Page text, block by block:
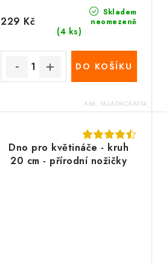
Skladem
neomezeně
(4 ks)
229 Kč
DO KOŠÍKU
Kód: SKLADACKA014
Dno pro květináče - kruh
20 cm - přírodní nožičky